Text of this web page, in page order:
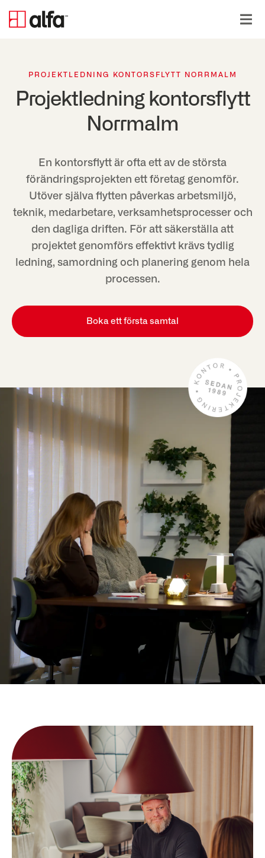
PROJEKTLEDNING KONTORSFLYTT NORRMALM
Projektledning kontorsflytt
Norrmalm
En kontorsflytt är ofta ett av de största
förändringsprojekten ett företag genomför.
Utöver själva flytten påverkas arbetsmiljö,
teknik, medarbetare, verksamhetsprocesser och
den dagliga driften. För att säkerställa att
projektet genomförs effektivt krävs tydlig
ledning, samordning och planering genom hela
processen.
Boka ett första samtal